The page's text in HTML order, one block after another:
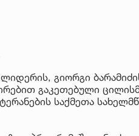
გიორგი
გაკეთებული
საქმეთა